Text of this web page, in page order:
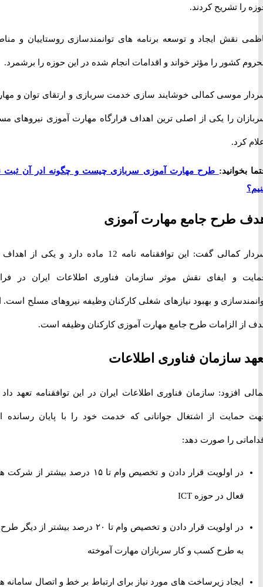
تشریح کردند.
نقش ایجاد و توسعه برنامه های توانمندسازی روستاییان و مناطق
کشور را مؤثر خواند و اقدامات انجام شده در این حوزه را برشمرد.
موسی کمالی خوشایند سازی خدمت سربازی و ارتقای توان و مهارت
را یکی از اصلی ترین اهداف قرارگاه مهارت آموزی نیروهای مسلح
طرح مهارت آموزی سربازی چیست و چگونه ادر آن ثبت نام
طرح جامع مهارت آموزی
سردار کمالی گفت: این توافقنامه نامه 12 ماده دارد و یکی از اهداف آن
و ایفای نقش موثر سازمان فناوری اطلاعات ایران در فرایند
و بهبود نیازهای شغلی کارکنان وظیفه نیروهای مسلح است. این
الزامات طرح جامع مهارت آموزی کارکنان وظیفه است.
سازمان فناوری اطلاعات
افزود: سازمان فناوری اطلاعات ایران در این توافقنامه تعهد داد در
از اشتغال جوانانی که خدمت خود را با پایان رسانده اند،
را صورت دهد:
در اولویت قرار دادن و تخصیص وام تا ۱۵ درصد بیشتر از شرکت های
فعال در حوزه ICT
در اولویت قرار دادن و تخصیص وام تا ۲۰ درصد بیشتر از دیگر طرح ها
به طرح کسب و کار سربازان مهارت آموخته
ایجاد زیرساخت های مورد نیاز برای ارتباط بر خط و اتصال سامانه های